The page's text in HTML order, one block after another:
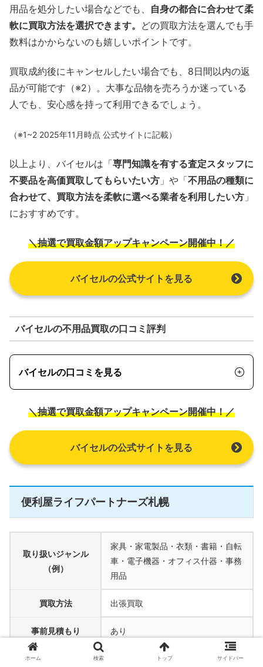
用品を処分したい場合などでも、 自身の都合に合わせて柔
軟に買取方法を選択できます。 どの買取方法を選んでも手
数料はかからないのも嬉しいポイントです。
買取成約後にキャンセルしたい場合でも、8日間以内の返
品が可能です（※2）。大事な品物を売ろうか迷っている
人でも、安心感を持って利用できるでしょう。
（※1~2 2025年11月時点 公式サイトに記載）
以上より、バイセルは「専門知識を有する査定スタッフに
不要品を高価買取してもらいたい方 」や「不用品の種類に
合わせて、買取方法を柔軟に選べる業者を利用したい方 」
におすすめです。
＼抽選で買取金額アップキャンペーン開催中！／
バイセルの公式サイトを見る
バイセルの不用品買取の口コミ評判
バイセルの口コミを見る
＼抽選で買取金額アップキャンペーン開催中！／
バイセルの公式サイトを見る
便利屋ライフパートナーズ札幌
取り扱いジャンル
（例）
家具・家電製品・衣類・書籍・自転
車・電子機器・オフィス什器・事務
用品
買取方法 出張買取
事前見積もり あり
ー（出張買取のため該当なし）
ホーム 検索 トップ サイドバー